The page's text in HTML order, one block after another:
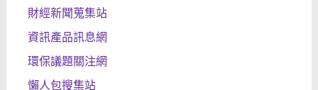
財經新聞蒐集站
資訊產品訊息網
環保議題關注網
懶人包搜集站